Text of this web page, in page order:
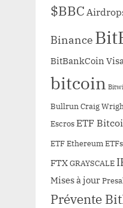
$BBC
Binance
BitBankCoin
bitcoin
Bullrun Craig
EscrosETF
ETF Ethereum ETFs
FTXGRAYSCALE
Mises à jour
Prévente